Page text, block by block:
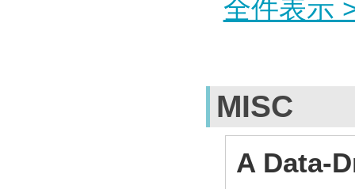
全件表示
MISC
A Data-